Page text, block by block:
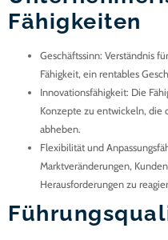
Fähigkeiten
Geschäftssinn: Verständnis
Fähigkeit, ein rentables
Innovationsfähigkeit: Die
Konzepte zu entwickeln, die
abheben.
Flexibilität und
Marktveränderungen,
Herausforderungen zu